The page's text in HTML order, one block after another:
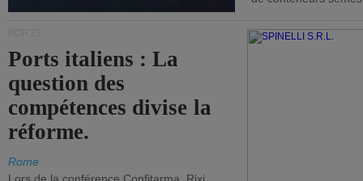
Ports italiens : La
question des
compétences divise la
réforme.
Rome